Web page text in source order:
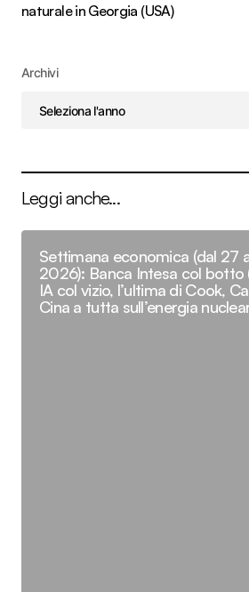
naturale in Georgia (USA)
Archivi
Leggi anche...
Settimana economica (dal 27
2026): Banca Intesa col botto
IA col vizio, l’ultima di Cook,
Cina a tutta sull’energia